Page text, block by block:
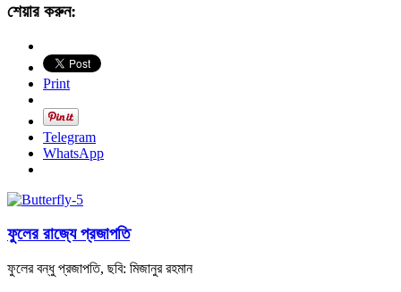
শেয়ার করুন:
Print
Telegram
WhatsApp
ফুলের রাজ্যে প্রজাপতি
ফুলের বন্ধু প্রজাপতি, ছবি: মিজানুর রহমান